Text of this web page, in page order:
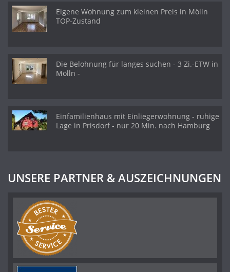
Eigene Wohnung zum kleinen Preis in Mölln
TOP-Zustand
Die Belohnung für langes suchen - 3 Zi.-ETW in
Mölln -
Einfamilienhaus mit Einliegerwohnung - ruhige
Lage in Prisdorf - nur 20 Min. nach Hamburg
UNSERE PARTNER & AUSZEICHNUNGEN